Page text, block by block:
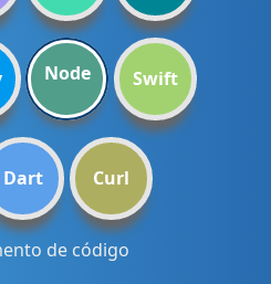
Node Swift
Dart Curl
de código